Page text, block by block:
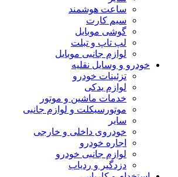
ساعت هوشمند
سیم کارت
گوشی موبایل
لپ تاپ و تبلت
لوازم جانبی موبایل
خودرو و وسایل نقلیه
تزئینات خودرو
لوازم یدکی
خدمات ماشین و موتور
موتورسیکلت و لوازم جانبی
سایر
خودروی داخلی و خارجی
اجاره خودرو
لوازم جانبی خودرو
دزدگیر و ردیاب